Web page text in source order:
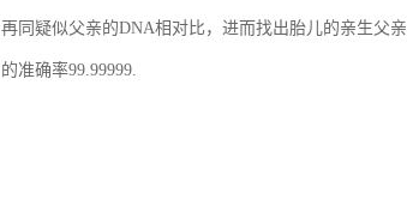
再同疑似父亲的DNA相对比，进而找出胎儿的亲生父
的准确率99.99999.